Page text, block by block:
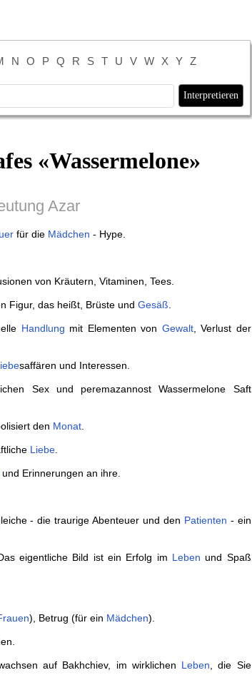
N O P Q R S T U V W X Y Z
«Wassermelone»
Azar
für die Mädchen - Hype.
von Kräutern, Vitaminen, Tees.
Figur, das heißt, Brüste und Gesäß
Handlung mit Elementen von Gewalt, Verlust der
saffären und Interessen.
Sex und peremazannost Wassermelone Saft
den Monat.
Liebe.
und Erinnerungen an ihre.
- die traurige Abenteuer und den Patienten - ein
eigentliche Bild ist ein Erfolg im Leben und Spaß
), Betrug (für ein Mädchen).
auf Bakhchiev, im wirklichen Leben , die Sie